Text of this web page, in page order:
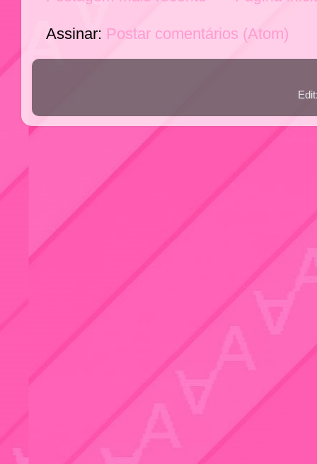
Assinar: Postar comentários (Atom)